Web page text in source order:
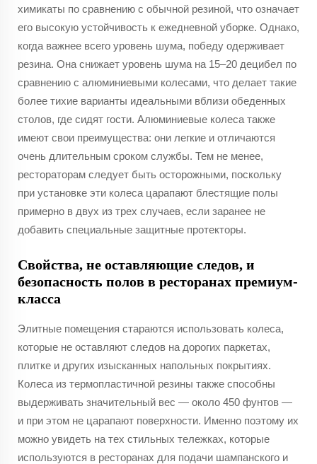
химикаты по сравнению с обычной резиной, что означает
его высокую устойчивость к ежедневной уборке. Однако,
когда важнее всего уровень шума, победу одерживает
резина. Она снижает уровень шума на 15–20 децибел по
сравнению с алюминиевыми колесами, что делает такие
более тихие варианты идеальными вблизи обеденных
столов, где сидят гости. Алюминиевые колеса также
имеют свои преимущества: они легкие и отличаются
очень длительным сроком службы. Тем не менее,
рестораторам следует быть осторожными, поскольку
при установке эти колеса царапают блестящие полы
примерно в двух из трех случаев, если заранее не
добавить специальные защитные протекторы.
Свойства, не оставляющие следов, и
безопасность полов в ресторанах премиум-
класса
Элитные помещения стараются использовать колеса,
которые не оставляют следов на дорогих паркетах,
плитке и других изысканных напольных покрытиях.
Колеса из термопластичной резины также способны
выдерживать значительный вес — около 450 фунтов —
и при этом не царапают поверхности. Именно поэтому их
можно увидеть на тех стильных тележках, которые
используются в ресторанах для подачи шампанского и